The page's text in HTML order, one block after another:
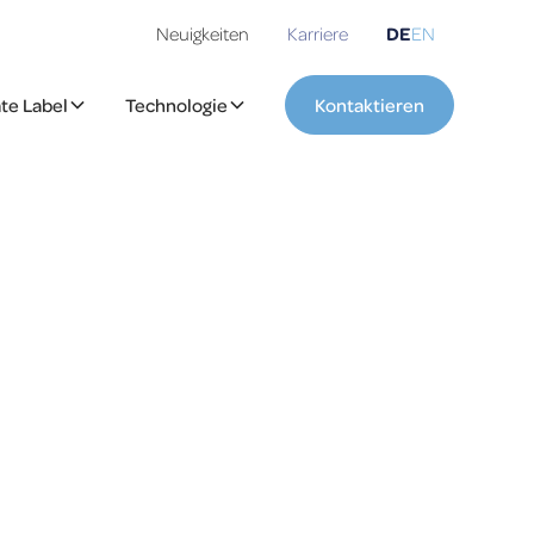
Neuigkeiten Karriere DEEN
Label Technologie Kontaktieren